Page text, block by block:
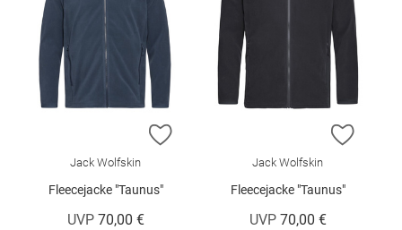
ZUR WUNSCHLISTE HINZUFÜGEN
Jack Wolfskin
Fleecejacke "Taunus"
UVP 70,00 €
ZUR
Jack Wolfskin
Fleecejacke "Taunus"
UVP 70,00 €